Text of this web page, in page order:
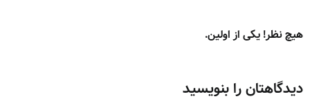
هیچ نظر! یکی از اولین.
دیدگاهتان را بنویسید